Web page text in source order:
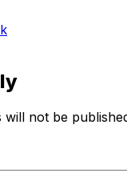
will not be